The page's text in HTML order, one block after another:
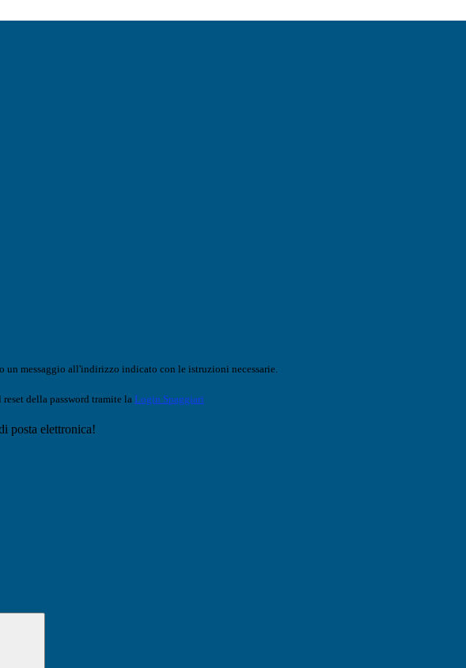
un messaggio all'indirizzo indicato con le istruzioni necessarie.
della password tramite la Login Spaggiari
posta elettronica!